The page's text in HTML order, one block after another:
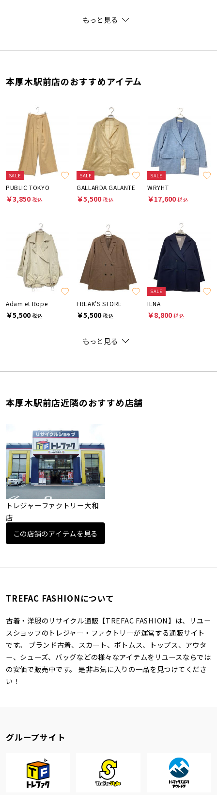
もっと見る
本厚木駅前店のおすすめアイテム
SALE
PUBLIC TOKYO
￥3,850税込
SALE
GALLARDA GALANTE
￥5,500税込
SALE
WRYHT
￥17,600税込
Adam et Rope
￥5,500税込
FREAK'S STORE
￥5,500税込
SALE
IENA
￥8,800税込
もっと見る
本厚木駅前店近隣のおすすめ店舗
トレジャーファクトリー大和
店
この店舗のアイテムを見る
TREFAC FASHIONについて
古着・洋服のリサイクル通販【TREFAC FASHION】は、リユー
スショップのトレジャー・ファクトリーが運営する通販サイト
です。 ブランド古着、スカート、ボトムス、トップス、アウタ
ー、シューズ、バッグなどの様々なアイテムをリユースならでは
の安価で販売中です。 是非お気に入りの一品を見つけてくださ
い！
グループサイト